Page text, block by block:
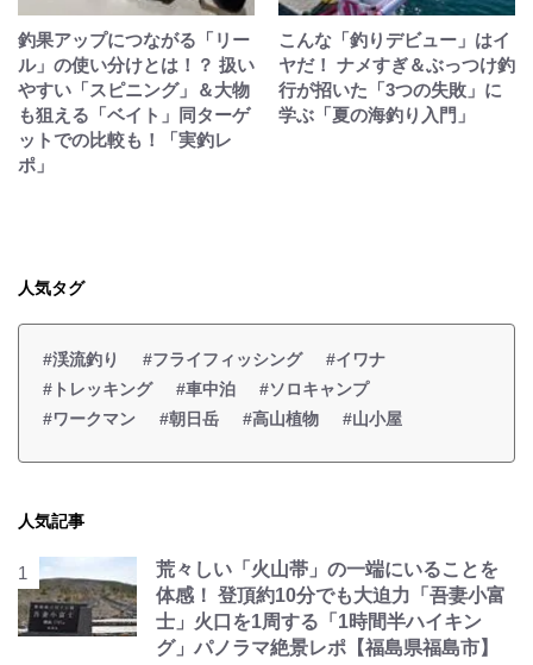
釣果アップにつながる「リー
ル」の使い分けとは！？ 扱い
やすい「スピニング」＆大物
も狙える「ベイト」同ターゲ
ットでの比較も！「実釣レ
ポ」
こんな「釣りデビュー」はイ
ヤだ！ ナメすぎ＆ぶっつけ釣
行が招いた「3つの失敗」に
学ぶ「夏の海釣り入門」
人気タグ
#渓流釣り #フライフィッシング
#イワナ
#トレッキング
#車中泊
#ソロキャンプ
#ワークマン
#朝日岳 #高山植物 #山小屋
人気記事
荒々しい「火山帯」の一端にいることを
体感！ 登頂約10分でも大迫力「吾妻小富
士」火口を1周する「1時間半ハイキン
グ」パノラマ絶景レポ【福島県福島市】